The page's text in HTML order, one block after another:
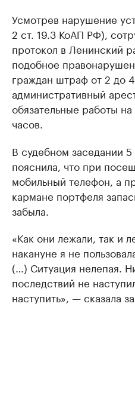
Усмотрев нарушение
2 ст. 19.3 КоАП РФ),
протокол в Ленинский
подобное
граждан штраф от 2 до
административный
обязательные работы
часов.
В судебном заседании
пояснила, что при
мобильный телефон, а
кармане портфеля
забыла.
«Как они лежали, так и
накануне я не
(…) Ситуация нелепая.
последствий не
наступить», — сказала